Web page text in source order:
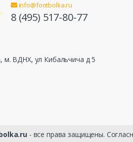
info@footbolka.ru
8 (495) 517-80-77
м. ВДНХ, ул Кибальчича д 5
- все права защищены.